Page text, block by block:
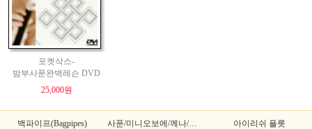
포켓삭스-
밤부사푼완벽레슨 DVD
25,000원
백파이프(Bagpipes) 사푼/미니오보에/께나/께나초 아이리쉬 플릇